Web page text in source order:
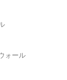
ォール